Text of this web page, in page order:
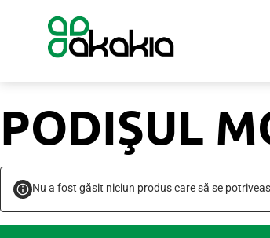
PODIŞUL
Nu a fost găsit niciun produs care să se